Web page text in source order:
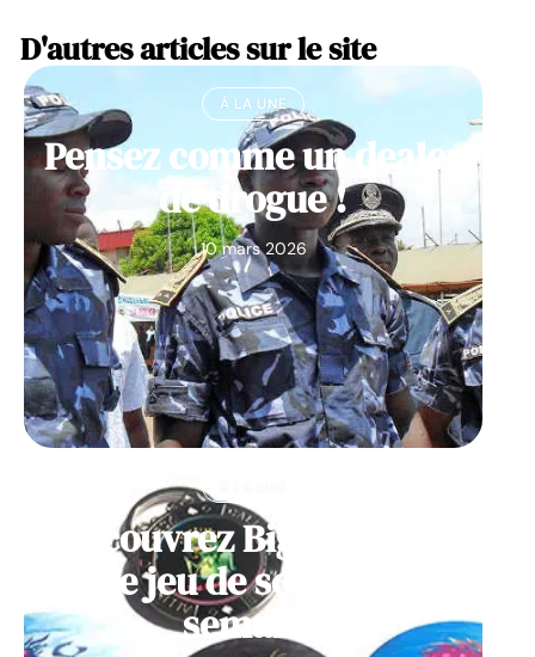
D'autres articles sur le site
À LA UNE
Pensez comme un dealer
de drogue !
10 mars 2026
Découvrez Big Monster,
notre jeu de société de la
semaine